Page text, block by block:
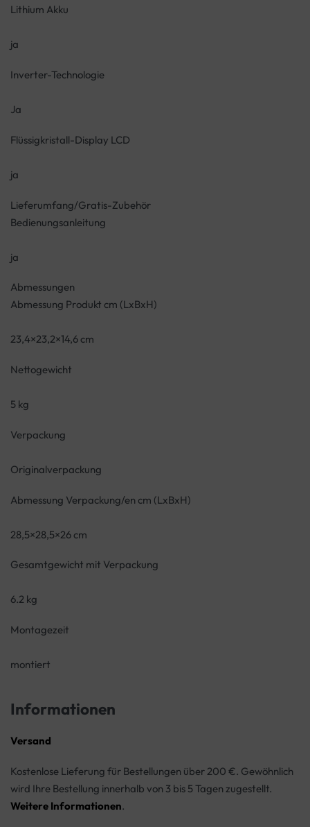
Lithium Akku
ja
Inverter-Technologie
Ja
Flüssigkristall-Display LCD
ja
Lieferumfang/Gratis-Zubehör
Bedienungsanleitung
ja
Abmessungen
Abmessung Produkt cm (LxBxH)
23,4×23,2×14,6 cm
Nettogewicht
5 kg
Verpackung
Originalverpackung
Abmessung Verpackung/en cm (LxBxH)
28,5×28,5×26 cm
Gesamtgewicht mit Verpackung
6.2 kg
Montagezeit
montiert
Informationen
Versand
Kostenlose Lieferung für Bestellungen über 200 €. Gewöhnlich
wird Ihre Bestellung innerhalb von 3 bis 5 Tagen zugestellt.
Weitere Informationen.